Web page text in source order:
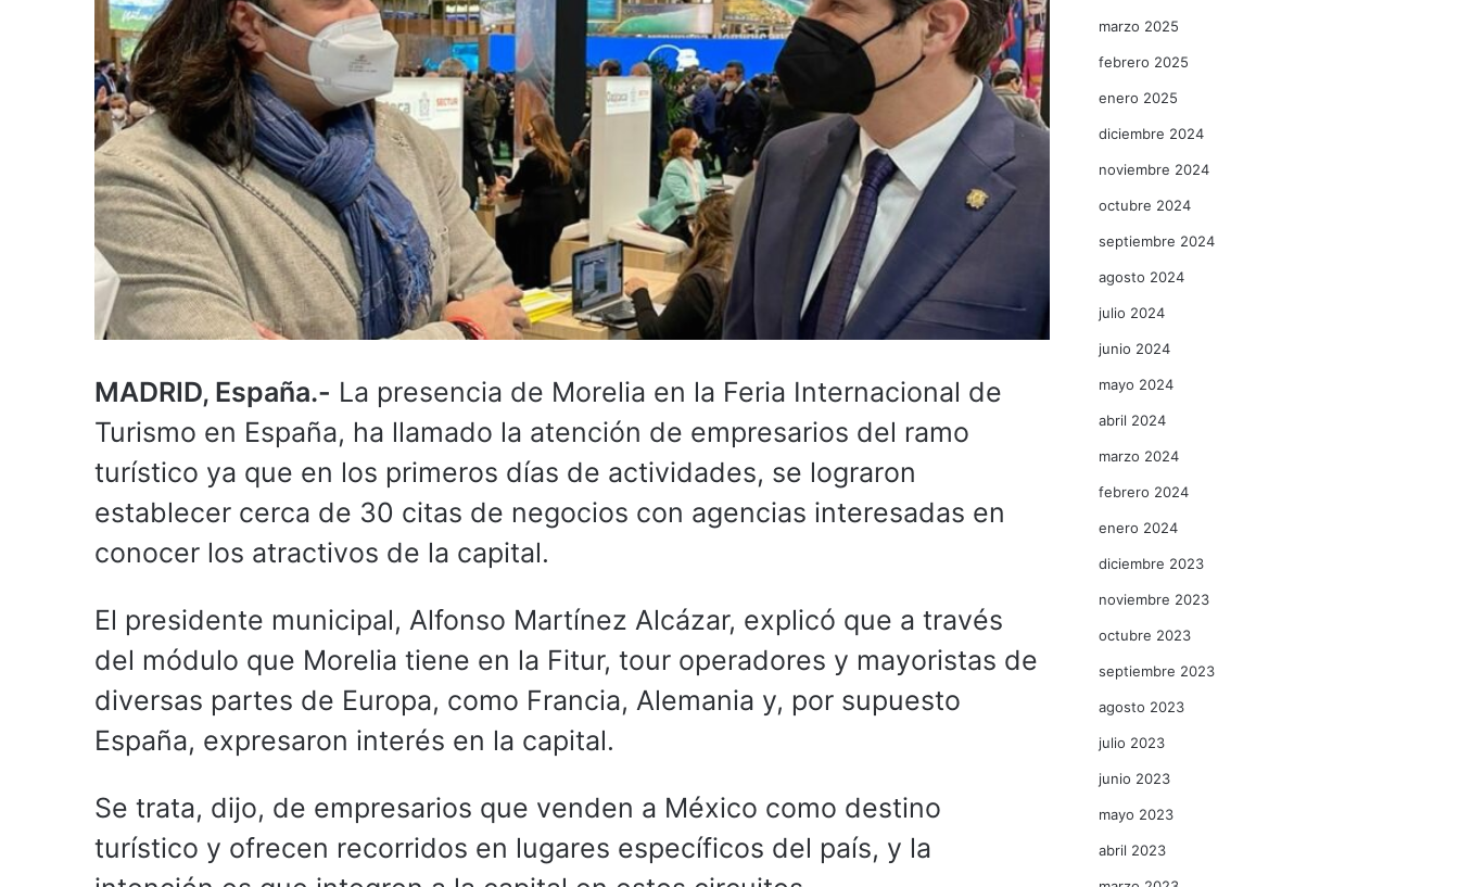
MADRID, España.- La presencia de Morelia en la Feria Internacional de
Turismo en España, ha llamado la atención de empresarios del ramo
turístico ya que en los primeros días de actividades, se lograron
establecer cerca de 30 citas de negocios con agencias interesadas en
conocer los atractivos de la capital.
El presidente municipal, Alfonso Martínez Alcázar, explicó que a través
del módulo que Morelia tiene en la Fitur, tour operadores y mayoristas de
diversas partes de Europa, como Francia, Alemania y, por supuesto
España, expresaron interés en la capital.
Se trata, dijo, de empresarios que venden a México como destino
turístico y ofrecen recorridos en lugares específicos del país, y la
marzo 2025
febrero 2025
enero 2025
diciembre 2024
noviembre 2024
octubre 2024
septiembre 2024
agosto 2024
julio 2024
junio 2024
mayo 2024
abril 2024
marzo 2024
febrero 2024
enero 2024
diciembre 2023
noviembre 2023
octubre 2023
septiembre 2023
agosto 2023
julio 2023
junio 2023
mayo 2023
abril 2023